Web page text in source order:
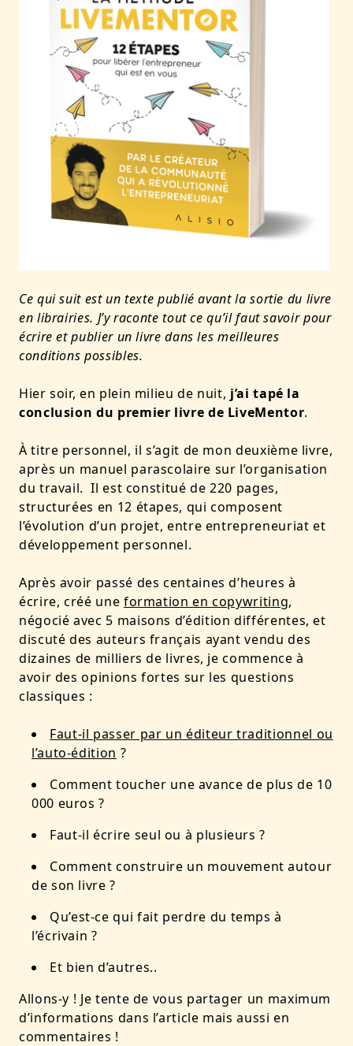
Ce qui suit est un texte publié avant la sortie du livre
en librairies. J’y raconte tout ce qu’il faut savoir pour
écrire et publier un livre dans les meilleures
conditions possibles.
Hier soir, en plein milieu de nuit, j’ai tapé la
conclusion du premier livre de LiveMentor.
À titre personnel, il s’agit de mon deuxième livre,
après un manuel parascolaire sur l’organisation
du travail. Il est constitué de 220 pages,
structurées en 12 étapes, qui composent
l’évolution d’un projet, entre entrepreneuriat et
développement personnel.
Après avoir passé des centaines d’heures à
écrire, créé une formation en copywriting,
négocié avec 5 maisons d’édition différentes, et
discuté des auteurs français ayant vendu des
dizaines de milliers de livres, je commence à
avoir des opinions fortes sur les questions
classiques :
Faut-il passer par un éditeur traditionnel ou
l’auto-édition ?
Comment toucher une avance de plus de 10
000 euros ?
Faut-il écrire seul ou à plusieurs ?
Comment construire un mouvement autour
de son livre ?
Qu’est-ce qui fait perdre du temps à
l’écrivain ?
Et bien d’autres..
Allons-y ! Je tente de vous partager un maximum
d’informations dans l’article mais aussi en
commentaires !